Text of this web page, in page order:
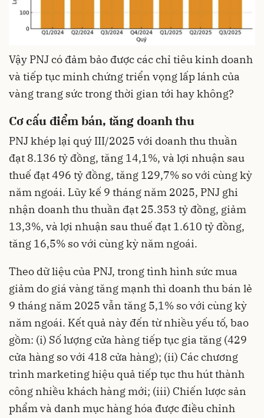
Vậy PNJ có đảm bảo được các chỉ tiêu kinh doanh
và tiếp tục minh chứng triển vọng lấp lánh của
vàng trang sức trong thời gian tới hay không?
Cơ cấu điểm bán, tăng doanh thu
PNJ khép lại quý III/2025 với doanh thu thuần
đạt 8.136 tỷ đồng, tăng 14,1%, và lợi nhuận sau
thuế đạt 496 tỷ đồng, tăng 129,7% so với cùng kỳ
năm ngoái. Lũy kế 9 tháng năm 2025, PNJ ghi
nhận doanh thu thuần đạt 25.353 tỷ đồng, giảm
13,3%, và lợi nhuận sau thuế đạt 1.610 tỷ đồng,
tăng 16,5% so với cùng kỳ năm ngoái.
Theo dữ liệu của PNJ, trong tình hình sức mua
giảm do giá vàng tăng mạnh thì doanh thu bán lẻ
9 tháng năm 2025 vẫn tăng 5,1% so với cùng kỳ
năm ngoái. Kết quả này đến từ nhiều yếu tố, bao
gồm: (i) Số lượng cửa hàng tiếp tục gia tăng (429
cửa hàng so với 418 cửa hàng); (ii) Các chương
trình marketing hiệu quả tiếp tục thu hút thành
công nhiều khách hàng mới; (iii) Chiến lược sản
phẩm và danh mục hàng hóa được điều chỉnh